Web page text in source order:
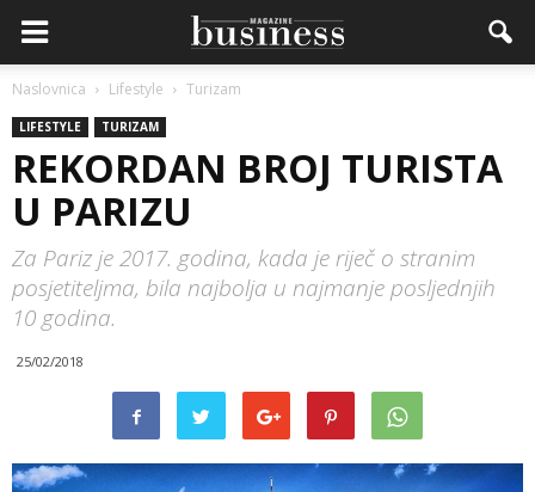
Naslovnica Lifestyle Turizam
LIFESTYLE TURIZAM
REKORDAN BROJ TURISTA
U PARIZU
Za Pariz je 2017. godina, kada je riječ o stranim
posjetiteljma, bila najbolja u najmanje posljednjih
10 godina.
25/02/2018